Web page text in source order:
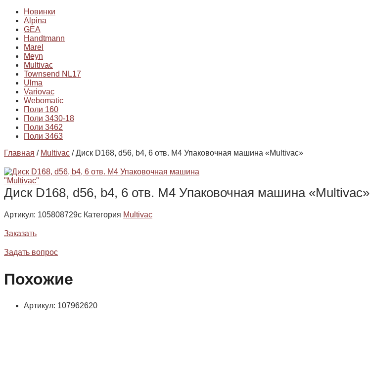
Новинки
Alpina
GEA
Handtmann
Marel
Meyn
Multivac
Townsend NL17
Ulma
Variovac
Webomatic
Поли 160
Поли 3430-18
Поли 3462
Поли 3463
Главная / Multivac / Диск D168, d56, b4, 6 отв. М4 Упаковочная машина «Multivac»
Диск D168, d56, b4, 6 отв. М4 Упаковочная машина «Multivac»
Артикул: 105808729c Категория Multivac
Заказать
Задать вопрос
Похожие
Артикул: 107962620